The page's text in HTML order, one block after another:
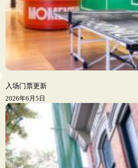
入场门票更新
2026年6月5日